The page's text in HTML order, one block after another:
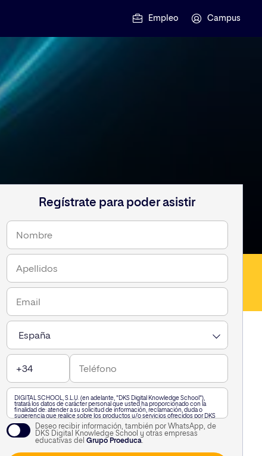
Empleo Campus
Regístrate para poder asistir
DIGITAL SCHOOL, S.L.U. (en adelante, "DKS Digital Knowledge School"),
tratará los datos de carácter personal que usted ha proporcionado con la
finalidad de: atender a su solicitud de información, reclamación, duda o
sugerencia que realice sobre los productos y/o servicios ofrecidos por DKS
Digital Knowledge School, incluido por vía telefónica, o a través de
WhatsApp,, así como para mantenerle informado de nuestra actividad.
A su vez, le informamos que vamos a realizar un perfilado de sus datos de
carácter personal para poderle enviar información personalizada en función
de sus intereses. Puede consultar información adicional haciendo clicaquí.
Deseo recibir información, también por WhatsApp, de
DKS Digital Knowledge School y otras empresas
educativas del Grupo Proeduca.